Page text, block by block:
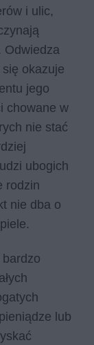
i ulic,
Odwiedza
okazuje
jego
chowane w
nie stać
ubogich
rodzin
nie dba o
lub